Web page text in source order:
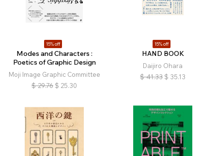
15% off
Modes and Characters :
Poetics of Graphic Design
Moji Image Graphic Committee
$ 29.76 $ 25.30
15% off
HAND BOOK
Daijiro Ohara
$ 41.33 $ 35.13